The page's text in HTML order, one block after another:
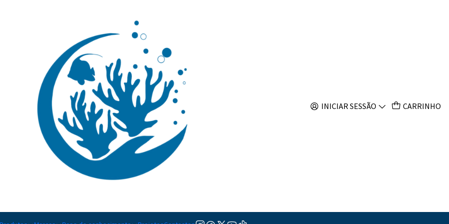
INICIAR SESSÃO CARRINHO
Esponjas
Ainda não há produtos disponíveis aqui
outras categorias ou usar a barra de pesquisa para encontrar outros produtos.